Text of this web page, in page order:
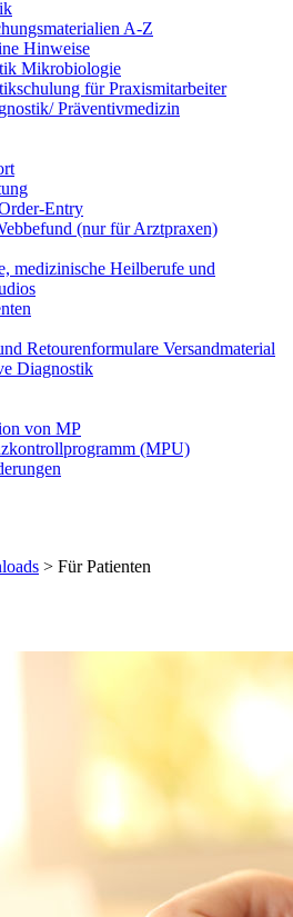
A-Z
Hinweise
Mikrobiologie
für Praxismitarbeiter
Präventivmedizin
Entry
(nur für Arztpraxen)
medizinische Heilberufe und
Retourenformulare Versandmaterial
Diagnostik
von MP
(MPU)
> Für Patienten